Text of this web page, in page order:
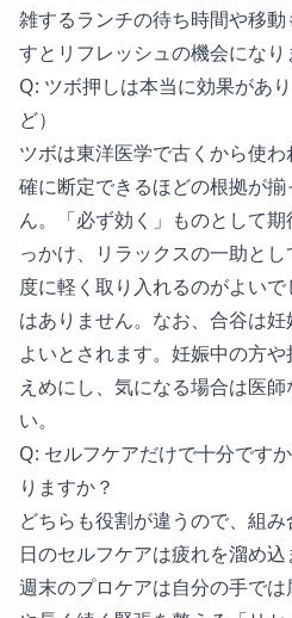
雑するランチの待ち時間や移
すとリフレッシュの機会になり
Q: ツボ押しは本当に効果があ
ど）
ツボは東洋医学で古くから使
確に断定できるほどの根拠が
ん。「必ず効く」ものとして
っかけ、リラックスの一助と
度に軽く取り入れるのがよい
はありません。なお、合谷は
よいとされます。妊娠中の方
えめにし、気になる場合は医
い。
Q: セルフケアだけで十分です
りますか？
どちらも役割が違うので、組
日のセルフケアは疲れを溜め込
週末のプロケアは自分の手で